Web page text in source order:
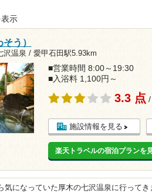
示
う）
沢温泉 / 愛甲石田駅5.93km
■営業時間 8:00～19:30
■入浴料 1,100円～
3.3 点
施設情報を見る
楽天トラベルの宿泊プランを
気になっていた厚木の七沢温泉に行って